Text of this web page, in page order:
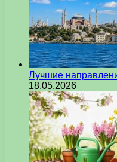
Лучшие
18.05.2026